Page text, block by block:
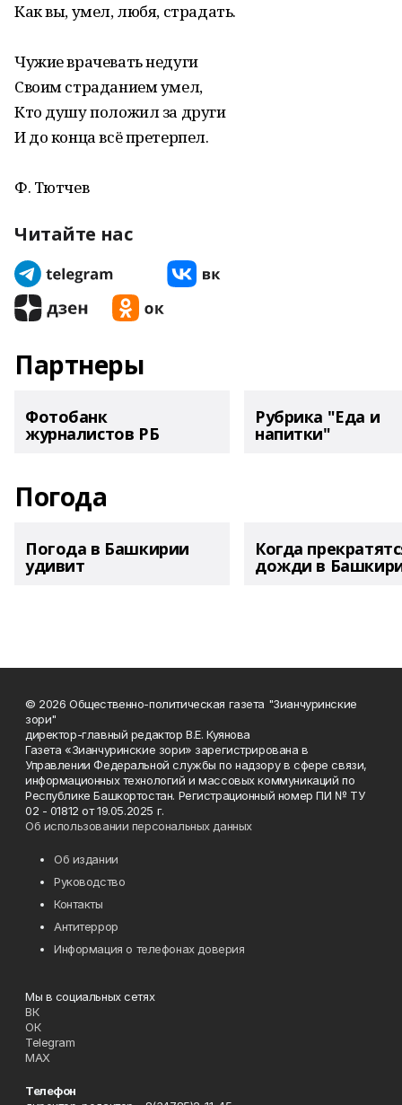
Как вы, умел, любя, страдать.
Чужие врачевать недуги
Своим страданием умел,
Кто душу положил за други
И до конца всё претерпел.
Ф. Тютчев
Читайте нас
Партнеры
Фотобанк
журналистов РБ
Рубрика "Еда и
напитки"
Погода
Погода в Башкирии
удивит
Когда
дожди в
© 2026 Общественно-политическая газета "Зианчуринские
зори"
директор-главный редактор В.Е. Куянова
Газета «Зианчуринские зори» зарегистрирована в
Управлении Федеральной службы по надзору в сфере связи,
информационных технологий и массовых коммуникаций по
Республике Башкортостан. Регистрационный номер ПИ № ТУ
02 - 01812 от 19.05.2025 г.
Об использовании персональных данных
Об издании
Руководство
Контакты
Антитеррор
Информация о телефонах доверия
Мы в социальных сетях
ВК
ОК
Telegram
MAX
Телефон